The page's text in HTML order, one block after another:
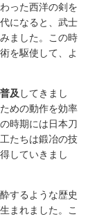
った西洋の剣を
になると、武士
ました。この時
を駆使して、よ
及 してきまし
めの動作を効率
時期には日本刀
たちは鍛冶の技
していきまし
するような歴史
まれました。こ